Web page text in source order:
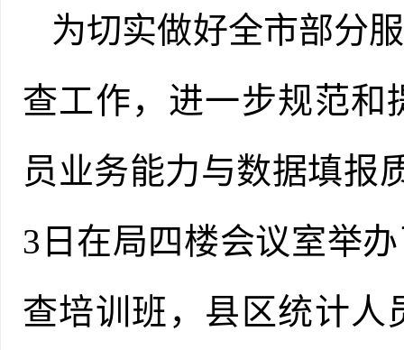
为切实做好全市部分
查工作，进一步规范和
员业务能力与数据填报
3日在局四楼会议室举
查培训班 ， 县区统计人